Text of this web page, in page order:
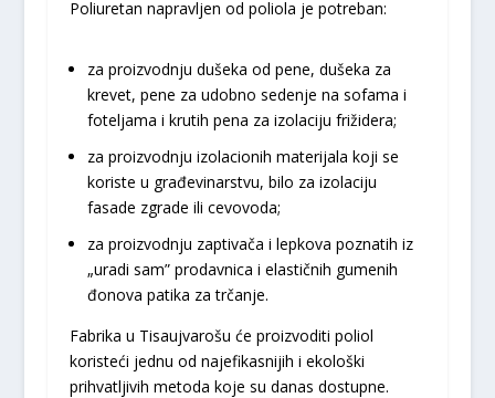
Poliuretan napravljen od poliola je potreban:
za proizvodnju dušeka od pene, dušeka za
krevet, pene za udobno sedenje na sofama i
foteljama i krutih pena za izolaciju frižidera;
za proizvodnju izolacionih materijala koji se
koriste u građevinarstvu, bilo za izolaciju
fasade zgrade ili cevovoda;
za proizvodnju zaptivača i lepkova poznatih iz
„uradi sam” prodavnica i elastičnih gumenih
đonova patika za trčanje.
Fabrika u Tisaujvarošu će proizvoditi poliol
koristeći jednu od najefikasnijih i ekološki
prihvatljivih metoda koje su danas dostupne.